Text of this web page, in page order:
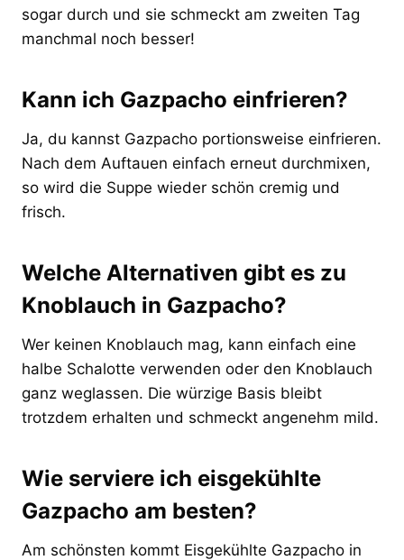
sogar durch und sie schmeckt am zweiten Tag
manchmal noch besser!
Kann ich Gazpacho einfrieren?
Ja, du kannst Gazpacho portionsweise einfrieren.
Nach dem Auftauen einfach erneut durchmixen,
so wird die Suppe wieder schön cremig und
frisch.
Welche Alternativen gibt es zu
Knoblauch in Gazpacho?
Wer keinen Knoblauch mag, kann einfach eine
halbe Schalotte verwenden oder den Knoblauch
ganz weglassen. Die würzige Basis bleibt
trotzdem erhalten und schmeckt angenehm mild.
Wie serviere ich eisgekühlte
Gazpacho am besten?
Am schönsten kommt Eisgekühlte Gazpacho in